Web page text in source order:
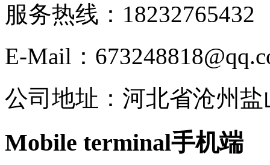
服务热线：18232765432
E-Mail：
公司地址：河北省沧州
Mobile terminal手机端